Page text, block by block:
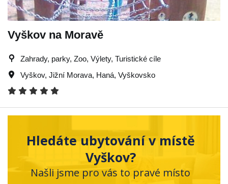
Vyškov na Moravě
Zahrady, parky, Zoo, Výlety, Turistické cíle
Vyškov, Jižní Morava, Haná, Vyškovsko
Hledáte ubytování v místě
Vyškov?
Našli jsme pro vás to pravé místo